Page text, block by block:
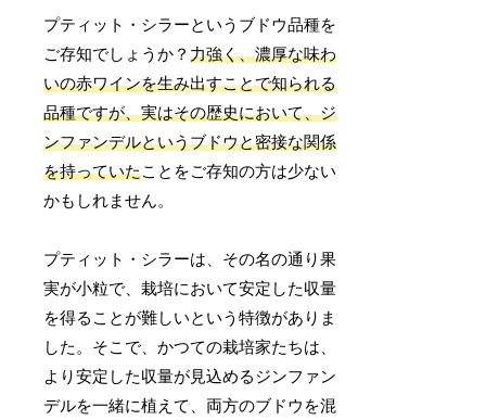
プティット・シラーというブドウ品種を
ご存知でしょうか？力強く、濃厚な味わ
いの赤ワインを生み出すことで知られる
品種ですが、実はその歴史において、ジ
ンファンデルというブドウと密接な関係
を持っていたことをご存知の方は少ない
かもしれません。
プティット・シラーは、その名の通り果
実が小粒で、栽培において安定した収量
を得ることが難しいという特徴がありま
した。そこで、かつての栽培家たちは、
より安定した収量が見込めるジンファン
デルを一緒に植えて、両方のブドウを混